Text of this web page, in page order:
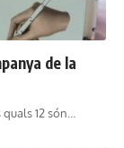
de la
12 són…